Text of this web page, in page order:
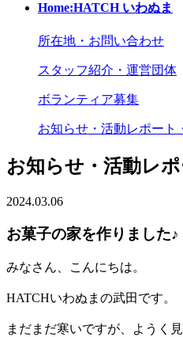
Home:HATCH いわぬま
所在地・お問い合わせ
スタッフ紹介・運営団体
ボランティア募集
お知らせ・活動レポート
お知らせ・活動レ
2024.03.06
お菓子の家を作りました♪
みなさん、こんにちは。
HATCHいわぬまの武田です。
まだまだ寒いですが、ようく